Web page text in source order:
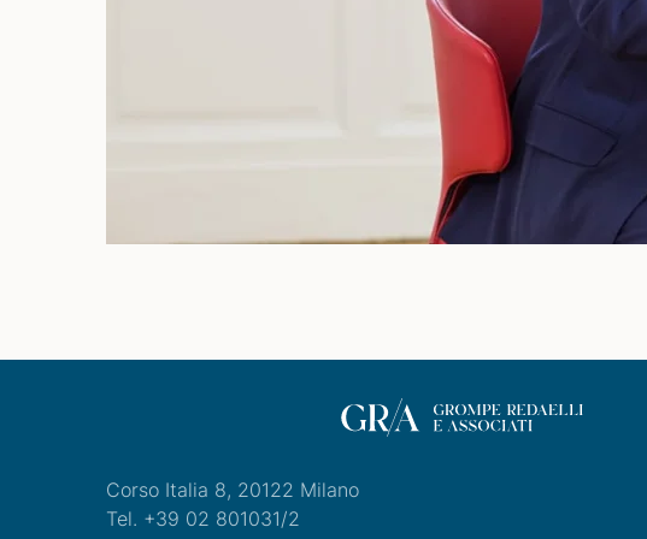
Corso Italia 8, 20122 Milano
Tel. +39 02 801031/2